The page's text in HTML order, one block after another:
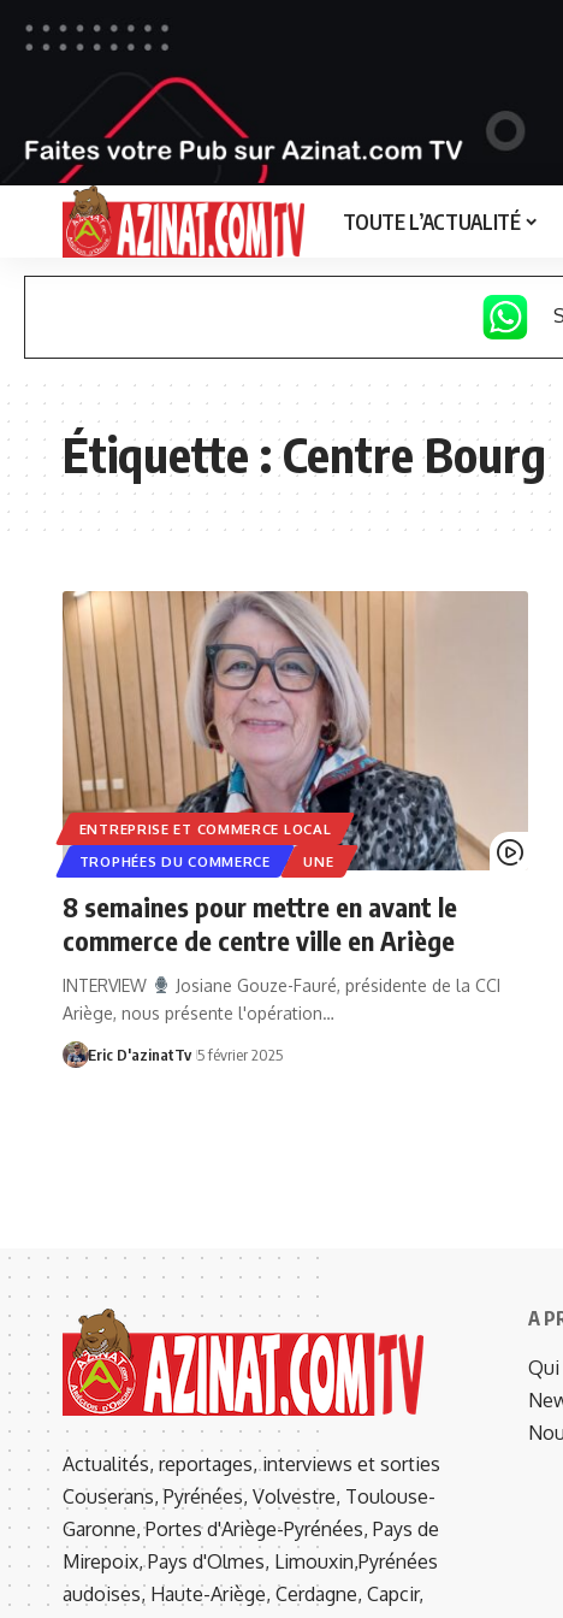
TOUTE L’ACTUALITÉ
Étiquette :Centre Bourg
ENTREPRISE ET COMMERCE LOCAL
TROPHÉES DU COMMERCE
UNE
8 semaines pour mettre en avant le
commerce de centre ville en Ariège
INTERVIEW
Josiane Gouze-Fauré, présidente de la CCI
Ariège, nous présente l'opération…
Eric D'azinatTv 5 février 2025
Actualités, reportages, interviews et sorties
Couserans, Pyrénées, Volvestre, Toulouse-
Garonne, Portes d'Ariège-Pyrénées, Pays de
Mirepoix, Pays d'Olmes, Limouxin,Pyrénées
audoises, Haute-Ariège, Cerdagne, Capcir,
A
Qui